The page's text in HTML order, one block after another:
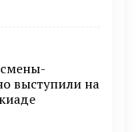
выступили на